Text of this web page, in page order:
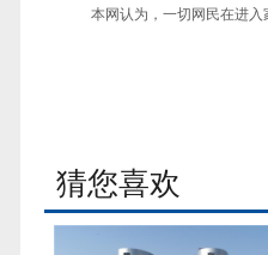
本网认为，一切网民在进入
猜您喜欢